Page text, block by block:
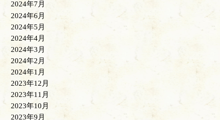
2024年7月
2024年6月
2024年5月
2024年4月
2024年3月
2024年2月
2024年1月
2023年12月
2023年11月
2023年10月
2023年9月